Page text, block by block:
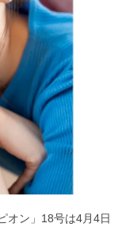
オン」18号は4月4日